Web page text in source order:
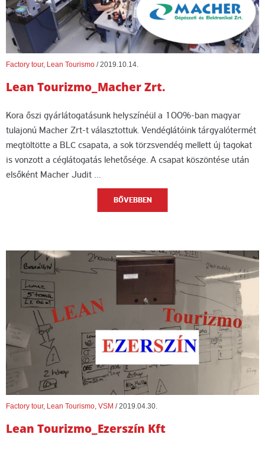
Factory tour, Lean Tourismo /2019.10.14.
Lean Tourizmo_Macher Zrt.
Kora őszi gyárlátogatásunk helyszínéül a 100%-ban magyar
tulajonú Macher Zrt-t választottuk. Vendéglátóink tárgyalótermét
megtöltötte a BLC csapata, a sok törzsvendég mellett új tagokat
is vonzott a céglátogatás lehetősége. A csapat köszöntése után
elsőként Macher Judit …
BŐVEBBEN
Factory tour, Lean Tourismo, VSM /2019.04.30.
Lean Tourizmo_Ezerszín Kft